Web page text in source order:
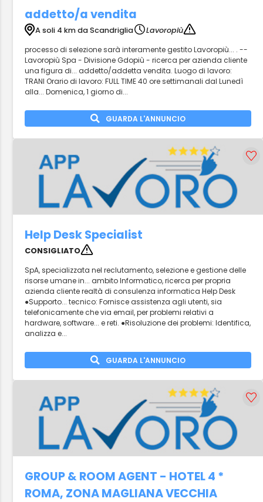
addetto/a vendita
A soli 4 km da Scandriglia
Lavoropiù
processo di selezione sarà interamente gestito Lavoropiù... . --
Lavoropiù Spa - Divisione Gdopiù - ricerca per azienda cliente
una figura di... addetto/addetta vendita. Luogo di lavoro:
TRANI Orario di lavoro: FULL TIME 40 ore settimanali dal Lunedì
alla... Domenica, 1 giorno di...
GUARDA L'ANNUNCIO
Help Desk Specialist
CONSIGLIATO
SpA, specializzata nel reclutamento, selezione e gestione delle
risorse umane in... ambito Informatico, ricerca per propria
azienda cliente realtà di consulenza informatica Help Desk
●Supporto... tecnico: Fornisce assistenza agli utenti, sia
telefonicamente che via email, per problemi relativi a
hardware, software... e reti. ●Risoluzione dei problemi: Identifica,
analizza e...
GUARDA L'ANNUNCIO
GROUP & ROOM AGENT - HOTEL 4 *
ROMA, ZONA MAGLIANA VECCHIA